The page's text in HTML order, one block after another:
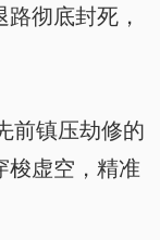
彻底封死，
前镇压劫修的
梭虚空，精准